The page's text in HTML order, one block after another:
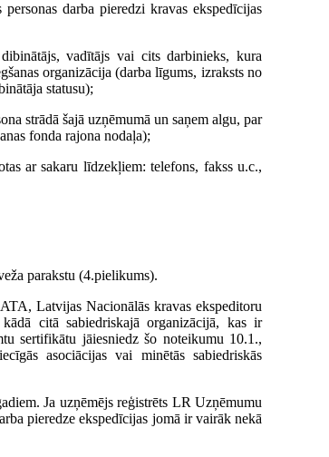
darba pieredzi kravas ekspedīcijas
vadītājs vai cits darbinieks, kura
organizācija (darba līgums, izraksts no
statusu);
strādā šajā uzņēmumā un saņem algu, par
fonda rajona nodaļa);
ar sakaru līdzekļiem: telefons, fakss u.c.,
parakstu (4.pielikums).
Latvijas Nacionālās kravas ekspeditoru
citā sabiedriskajā organizācijā, kas ir
sertifikātu jāiesniedz šo noteikumu 10.1.,
asociācijas vai minētās sabiedriskās
Ja uzņēmējs reģistrēts LR Uzņēmumu
pieredze ekspedīcijas jomā ir vairāk nekā